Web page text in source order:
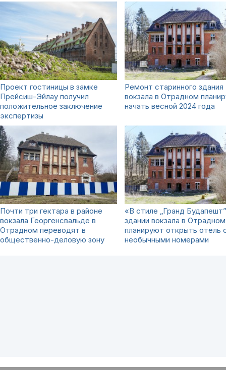
Проект гостиницы в замке
Прейсиш-Эйлау получил
положительное заключение
экспертизы
Ремонт старинного здания
вокзала в Отрадном
начать весной 2024 года
Почти три гектара в районе
вокзала Георгенсвальде в
Отрадном переводят в
общественно-деловую зону
«В стиле „Гранд
здании вокзала в Отрадном
планируют открыть отель
необычными номерами